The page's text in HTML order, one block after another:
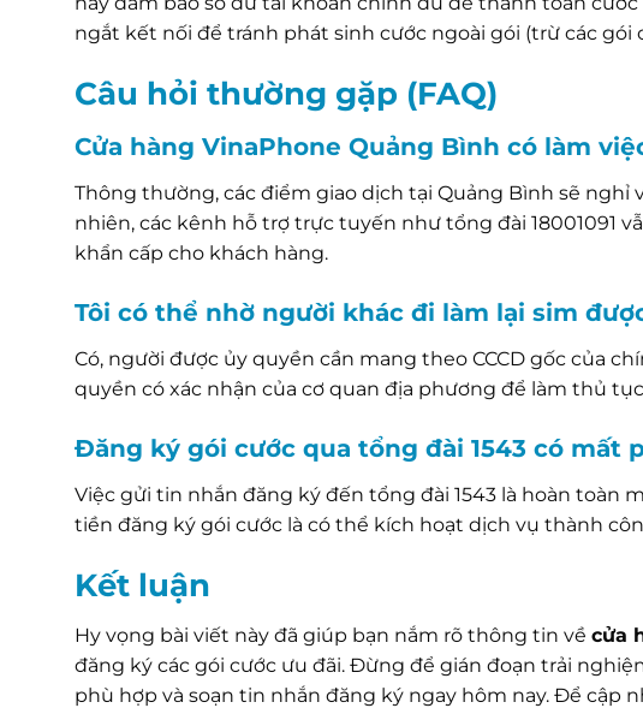
ngắt kết nối để tránh phát sinh cước ngoài gói (trừ các
Câu hỏi thường gặp (FAQ)
Cửa hàng VinaPhone Quảng Bình có làm
Thông thường, các điểm giao dịch tại Quảng Bình sẽ nghỉ
nhiên, các kênh hỗ trợ trực tuyến như tổng đài 18001091
khẩn cấp cho khách hàng.
Tôi có thể nhờ người khác đi làm lại sim
Có, người được ủy quyền cần mang theo CCCD gốc của
quyền có xác nhận của cơ quan địa phương để làm thủ
Đăng ký gói cước qua tổng đài 1543 có mất
Việc gửi tin nhắn đăng ký đến tổng đài 1543 là hoàn toàn
tiền đăng ký gói cước là có thể kích hoạt dịch vụ thành
Kết luận
Hy vọng bài viết này đã giúp bạn nắm rõ thông tin về cửa
đăng ký các gói cước ưu đãi. Đừng để gián đoạn trải
phù hợp và soạn tin nhắn đăng ký ngay hôm nay. Để